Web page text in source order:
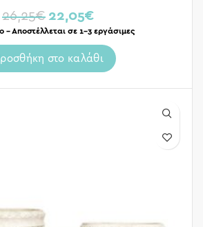
26,25€ 22,05€
– Αποστέλλεται σε 1-3 εργάσιμες
στο καλάθι